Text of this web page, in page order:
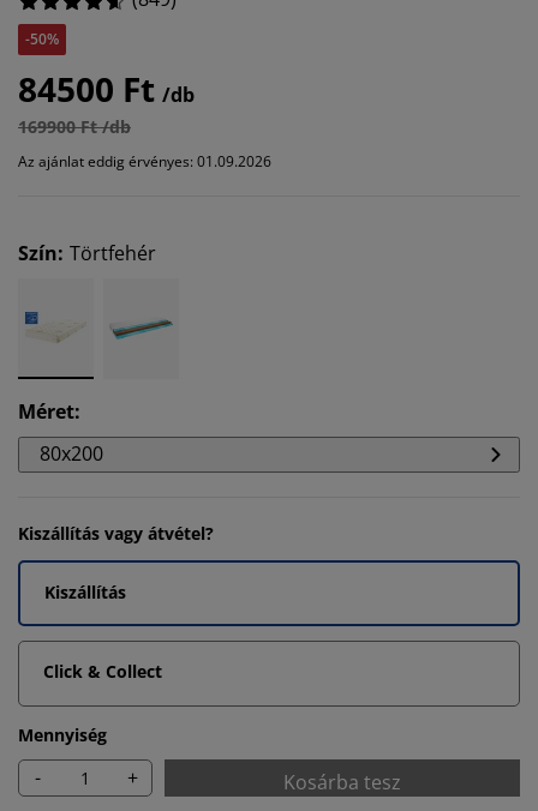
-50%
84500 Ft /db
169900 Ft /db
Az ajánlat eddig érvényes: 01.09.2026
Szín: Törtfehér
Méret:
80x200
Kiszállítás vagy átvétel?
Kiszállítás
Click & Collect
Mennyiség
- + Kosárba tesz